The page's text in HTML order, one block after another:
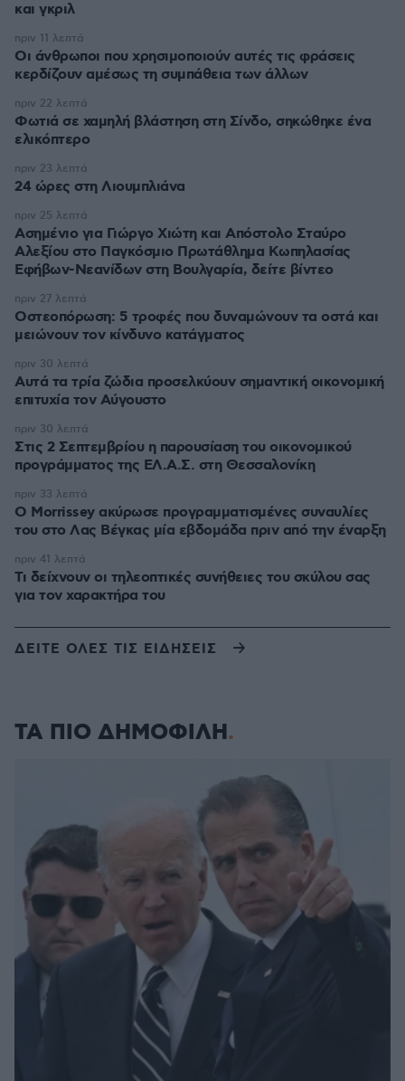
και γκριλ
Οι άνθρωποι που χρησιμοποιούν αυτές τις φράσεις
κερδίζουν αμέσως τη συμπάθεια των άλλων
πριν 11 λεπτά
Φωτιά σε χαμηλή βλάστηση στη Σίνδο, σηκώθηκε ένα
ελικόπτερο
πριν 22 λεπτά
24 ώρες στη Λιουμπλιάνα
πριν 23 λεπτά
Ασημένιο για Γιώργο Χιώτη και Απόστολο Σταύρο
Αλεξίου στο Παγκόσμιο Πρωτάθλημα Κωπηλασίας
Εφήβων-Νεανίδων στη Βουλγαρία, δείτε βίντεο
πριν 25 λεπτά
Οστεοπόρωση: 5 τροφές που δυναμώνουν τα οστά και
μειώνουν τον κίνδυνο κατάγματος
πριν 27 λεπτά
Αυτά τα τρία ζώδια προσελκύουν σημαντική οικονομική
επιτυχία τον Αύγουστο
πριν 30 λεπτά
Στις 2 Σεπτεμβρίου η παρουσίαση του οικονομικού
προγράμματος της ΕΛ.Α.Σ. στη Θεσσαλονίκη
πριν 30 λεπτά
Ο Morrissey ακύρωσε προγραμματισμένες συναυλίες
του στο Λας Βέγκας μία εβδομάδα πριν από την έναρξη
πριν 33 λεπτά
Τι δείχνουν οι τηλεοπτικές συνήθειες του σκύλου σας
για τον χαρακτήρα του
πριν 41 λεπτά
ΔΕΙΤΕ ΟΛΕΣ ΤΙΣ ΕΙΔΗΣΕΙΣ
ΤΑ ΠΙΟ ΔΗΜΟΦΙΛΗ